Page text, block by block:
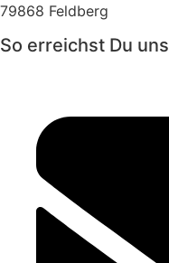
79868 Feldberg
So erreichst Du uns